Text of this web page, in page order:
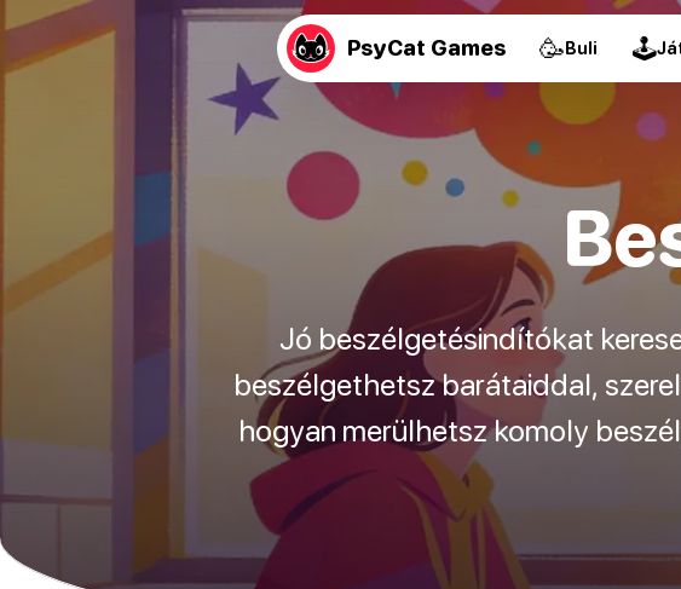
PsyCat Games 🥳Buli 🕹
Jó beszélgetésindítókat
beszélgethetsz barátaiddal,
hogyan merülhetsz komoly